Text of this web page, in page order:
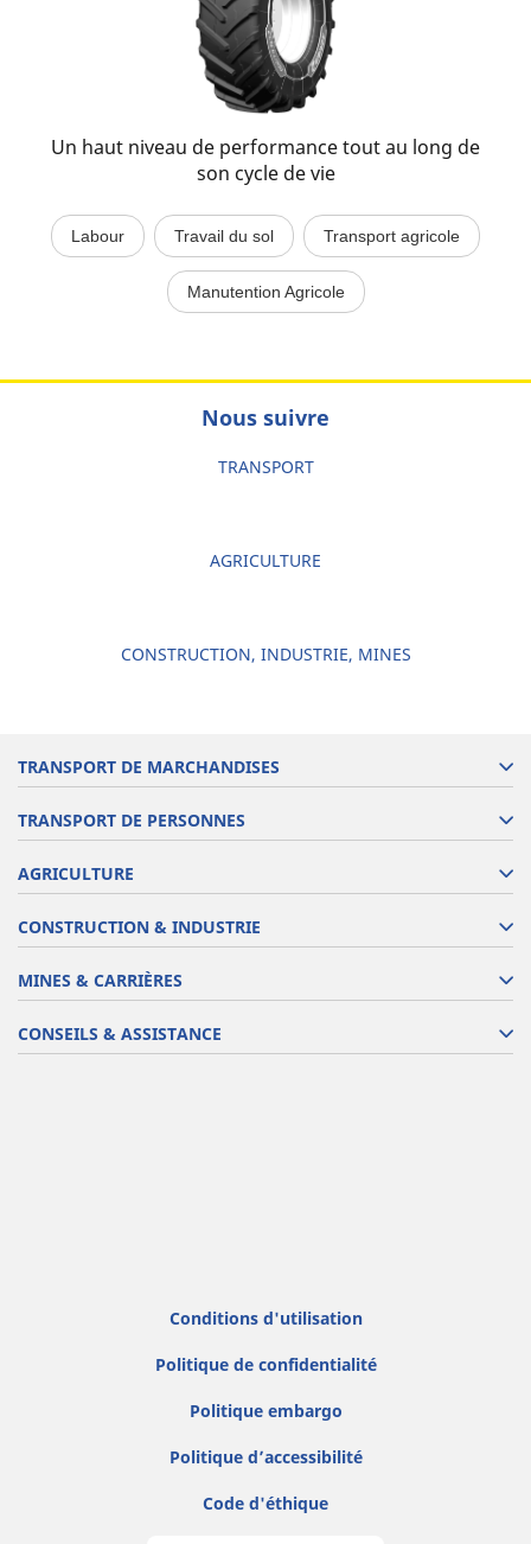
Un haut niveau de performance tout au long de
son cycle de vie
Labour Travail du sol Transport agricole
Manutention Agricole
Nous suivre
TRANSPORT
AGRICULTURE
CONSTRUCTION, INDUSTRIE, MINES
TRANSPORT DE MARCHANDISES
TRANSPORT DE PERSONNES
AGRICULTURE
CONSTRUCTION & INDUSTRIE
MINES & CARRIÈRES
CONSEILS & ASSISTANCE
Conditions d'utilisation
Politique de confidentialité
Politique embargo
Politique d’accessibilité
Code d'éthique